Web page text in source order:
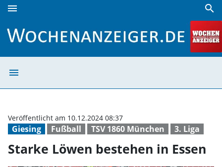
menu search
menu
Giesing Fußball TSV 1860 München 3. Liga
Veröffentlicht am 10.12.2024 08:37
Starke Löwen bestehen in Essen